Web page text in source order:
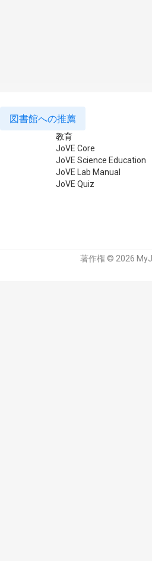
図書館への推薦
教育
JoVE Core
JoVE Science Education
JoVE Lab Manual
JoVE Quiz
著作権 © 2026